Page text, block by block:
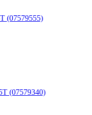
(07579555)
(07579340)